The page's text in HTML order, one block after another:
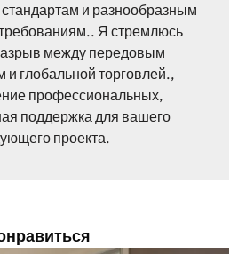
и разнообразным
Я стремлюсь
между передовым
и глобальной торговлей.,
профессиональных,
поддержка для вашего
проекта.